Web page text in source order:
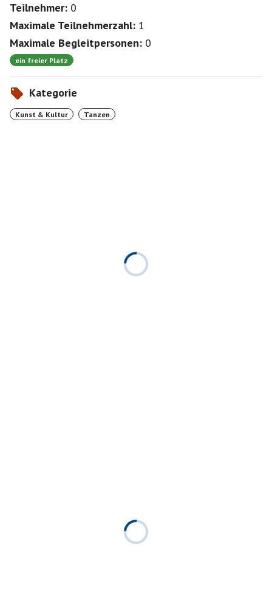
Teilnehmer: 0
Maximale Teilnehmerzahl: 1
Maximale Begleitpersonen: 0
ein freier Platz
Kategorie
Kunst & Kultur Tanzen